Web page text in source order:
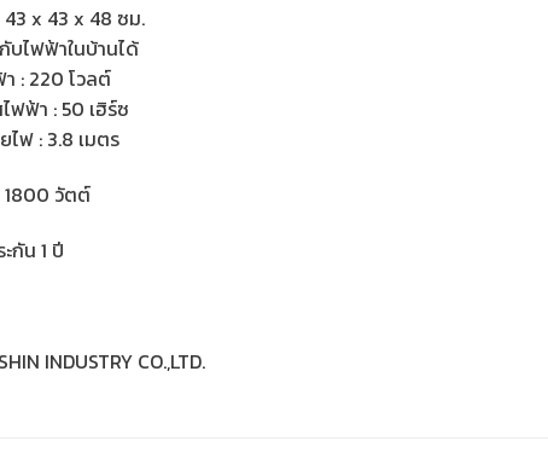
x 43 x 48 ซม.
บไฟฟ้าในบ้านได้
: 220 โวลต์
ฟฟ้า : 50 เฮิร์ซ
ไฟ : 3.8 เมตร
1800 วัตต์
กัน 1 ปี
INDUSTRY CO.,LTD.